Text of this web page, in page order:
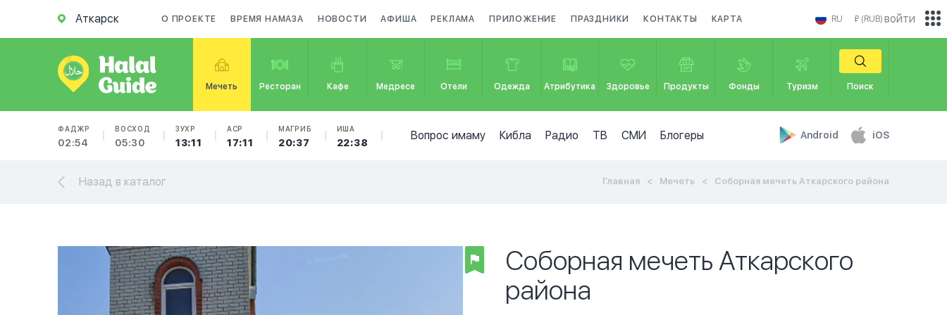
Аткарск О ПРОЕКТЕ ВРЕМЯ НАМАЗА НОВОСТИ АФИША РЕКЛАМА ПРИЛОЖЕНИЕ ПРАЗДНИКИ КОНТАКТЫ КАРТА RU ₽ (RUB)
Мечеть Ресторан Кафе Медресе Отели Одежда Атрибутика Здоровье Продукты Фонды Туризм Поиск
ФАДЖР
02:54
ВОСХОД
05:30
ЗУХР
13:11
АСР
17:11
МАГРИБ
20:37
ИША
22:38
Вопрос имаму Кибла Радио ТВ СМИ Блогеры Android iOS
войти
Назад в каталог Главная Мечеть Соборная мечеть Аткарского района
Соборная мечеть Аткарского
района